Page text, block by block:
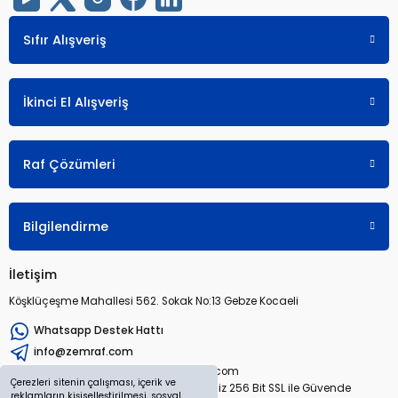
Çerezleri sitenin çalışması, içerik ve
Sıfır Alışveriş
İkinci El Alışveriş
Raf Çözümleri
Bilgilendirme
İletişim
Köşklüçeşme Mahallesi 562. Sokak No:13 Gebze Kocaeli
Whatsapp Destek Hattı
info@zemraf.com
Copyright 2026 © zemraf.com
Tüm hakları saklıdır. Sitemiz 256 Bit SSL ile Güvende